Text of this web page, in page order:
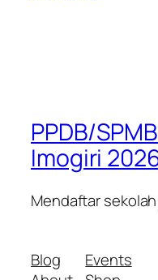
PPDB/
Imogiri
Mendaftar
Blog
Events